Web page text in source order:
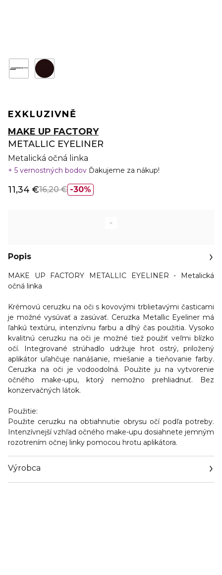
EXKLUZIVNĚ
MAKE UP FACTORY
METALLIC EYELINER
Metalická očná linka
5 vernostných bodov Ďakujeme za nákup!
30%
11,34 €16,20 €
Popis
MAKE UP FACTORY METALLIC EYELINER - Metalická
očná linka
Krémovú ceruzku na oči s kovovými trblietavými časticami
je možné vysúvať a zasúvať. Ceruzka Metallic Eyeliner má
ľahkú textúru, intenzívnu farbu a dlhý čas použitia. Vysoko
kvalitnú ceruzku na oči je možné tiež použiť veľmi blízko
očí. Integrované strúhadlo udržuje hrot ostrý, priložený
aplikátor uľahčuje nanášanie, miešanie a tieňovanie farby.
Ceruzka na oči je vodoodolná. Použite ju na vytvorenie
očného make-upu, ktorý nemožno prehliadnuť. Bez
konzervačných látok.
Použitie:
Použite ceruzku na obtiahnutie obrysu očí podľa potreby.
Intenzívnejší vzhľad očného make-upu dosiahnete jemným
rozotrením očnej linky pomocou hrotu aplikátora.
Výrobca